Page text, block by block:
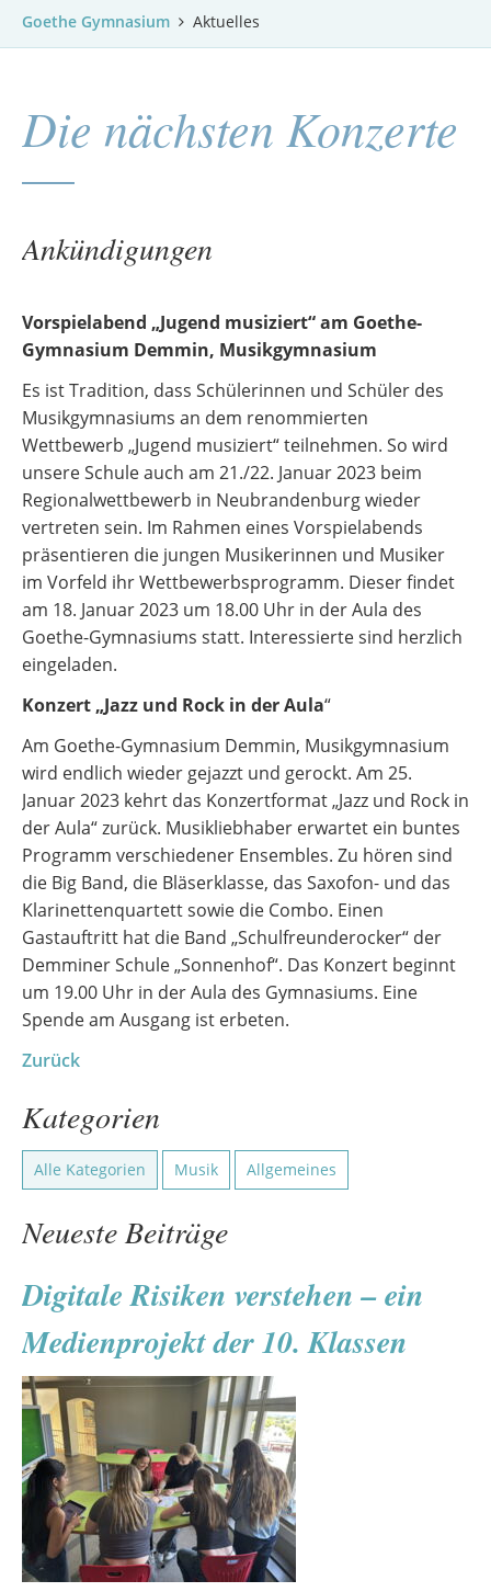
Goethe Gymnasium Aktuelles
Die nächsten Konzerte
Ankündigungen
Vorspielabend „Jugend musiziert“ am Goethe-
Gymnasium Demmin, Musikgymnasium
Es ist Tradition, dass Schülerinnen und Schüler des
Musikgymnasiums an dem renommierten
Wettbewerb „Jugend musiziert“ teilnehmen. So wird
unsere Schule auch am 21./22. Januar 2023 beim
Regionalwettbewerb in Neubrandenburg wieder
vertreten sein. Im Rahmen eines Vorspielabends
präsentieren die jungen Musikerinnen und Musiker
im Vorfeld ihr Wettbewerbsprogramm. Dieser findet
am 18. Januar 2023 um 18.00 Uhr in der Aula des
Goethe-Gymnasiums statt. Interessierte sind herzlich
eingeladen.
Konzert „Jazz und Rock in der Aula“
Am Goethe-Gymnasium Demmin, Musikgymnasium
wird endlich wieder gejazzt und gerockt. Am 25.
Januar 2023 kehrt das Konzertformat „Jazz und Rock in
der Aula“ zurück. Musikliebhaber erwartet ein buntes
Programm verschiedener Ensembles. Zu hören sind
die Big Band, die Bläserklasse, das Saxofon- und das
Klarinettenquartett sowie die Combo. Einen
Gastauftritt hat die Band „Schulfreunderocker“ der
Demminer Schule „Sonnenhof“. Das Konzert beginnt
um 19.00 Uhr in der Aula des Gymnasiums. Eine
Spende am Ausgang ist erbeten.
Zurück
Kategorien
Alle Kategorien Musik Allgemeines
Neueste Beiträge
Digitale Risiken verstehen – ein
Medienprojekt der 10. Klassen